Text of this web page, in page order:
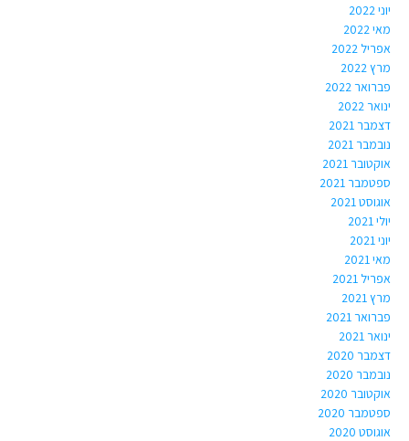
יוני 2022
מאי 2022
אפריל 2022
מרץ 2022
פברואר 2022
ינואר 2022
דצמבר 2021
נובמבר 2021
אוקטובר 2021
ספטמבר 2021
אוגוסט 2021
יולי 2021
יוני 2021
מאי 2021
אפריל 2021
מרץ 2021
פברואר 2021
ינואר 2021
דצמבר 2020
נובמבר 2020
אוקטובר 2020
ספטמבר 2020
אוגוסט 2020